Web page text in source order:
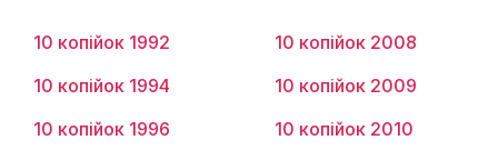
10 копійок 1992
10 копійок 1994
10 копійок 1996
10 копійок 2008
10 копійок 2009
10 копійок 2010